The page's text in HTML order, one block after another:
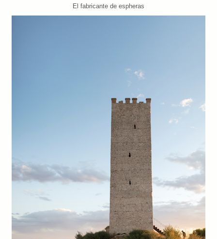
El fabricante de espheras